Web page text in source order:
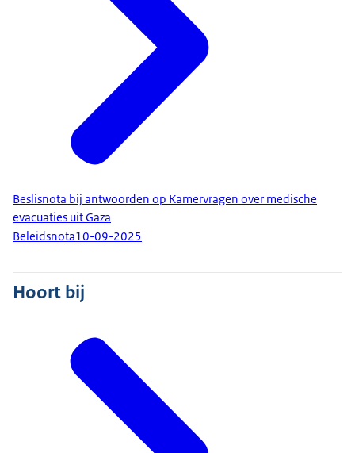
Beslisnota bij antwoorden op Kamervragen over medische
evacuaties uit Gaza
Beleidsnota10-09-2025
Hoort bij